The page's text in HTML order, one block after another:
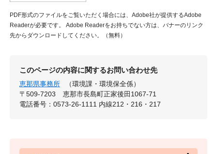
PDF形式のファイルをご覧いただく場合には、Adobe社が提供するAdobe
Readerが必要です。
Adobe Readerをお持ちでない方は、バナーのリンク
先からダウンロードしてください。（無料）
このページの内容に関するお問い合わせ先
恵那県事務所
（環境課・環境保全係）
〒509-7203
恵那市長島町正家後田1067-71
電話番号：0573-26-1111 内線212・216・217